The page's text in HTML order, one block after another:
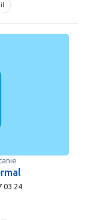
03 24